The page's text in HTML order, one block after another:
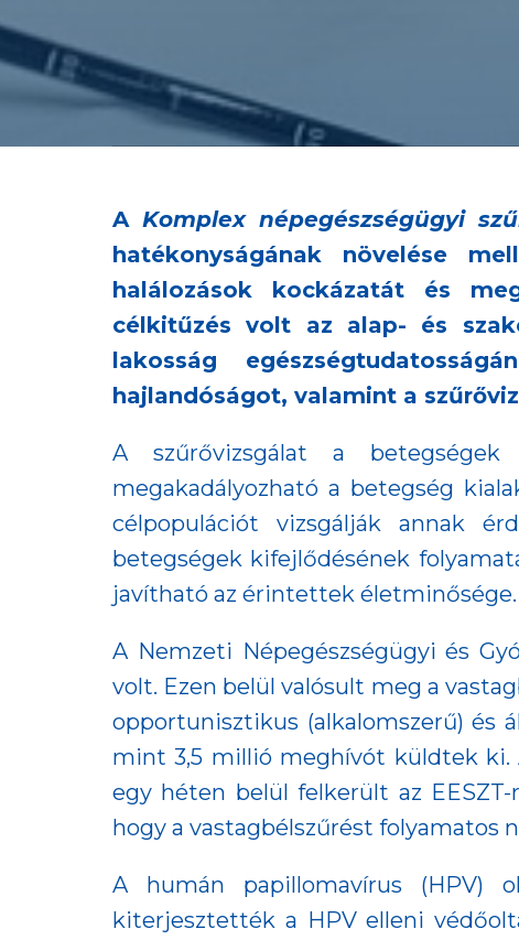
AKomplex népegészségügyi
hatékonyságának növelése
halálozások kockázatát és
célkitűzés volt az alap- és
lakosság
hajlandóságot, valamint a
A szűrővizsgálat a
megakadályozható a betegség
célpopulációt vizsgálják annak
betegségek kifejlődésének
javítható az érintettek életminősége.
A Nemzeti Népegészségügyi és
volt. Ezen belül valósult meg a
opportunisztikus (alkalomszerű) és
mint 3,5 millió meghívót küldtek
egy héten belül felkerült az
hogy a vastagbélszűrést folyamatos
A humán papillomavírus (HPV)
kiterjesztették a HPV elleni